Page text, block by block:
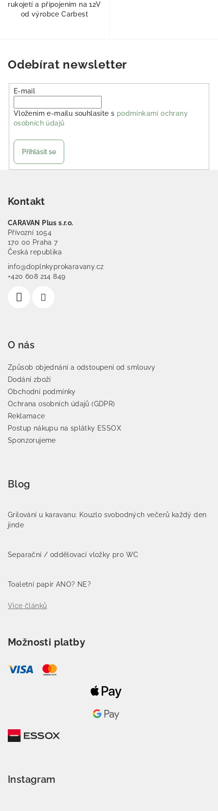
rukojetí a připojením na 12V
od výrobce Carbest
Odebírat newsletter
E-mail
Vložením e-mailu souhlasíte s podmínkami ochrany
osobních údajů
Přihlásit se
Kontakt
CARAVAN Plus s.r.o.
Přívozní 1054
170 00 Praha 7
Česká republika
info@doplnkyprokaravany.cz
+420 608 214 849
O nás
Způsob objednání a odstoupení od smlouvy
Dodání zboží
Obchodní podmínky
Ochrana osobních údajů (GDPR)
Reklamace
Postup nákupu na splátky ESSOX
Sponzorujeme
Blog
Grilování u karavanu: Kouzlo svobodných večerů každý den
jinde
Separační / oddělovací vložky pro WC
Toaletní papír ANO? NE?
Více článků
Možnosti platby
Instagram